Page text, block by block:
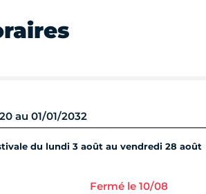
au 01/01/2032
du lundi 3 août au vendredi 28 août
Fermé le 10/08